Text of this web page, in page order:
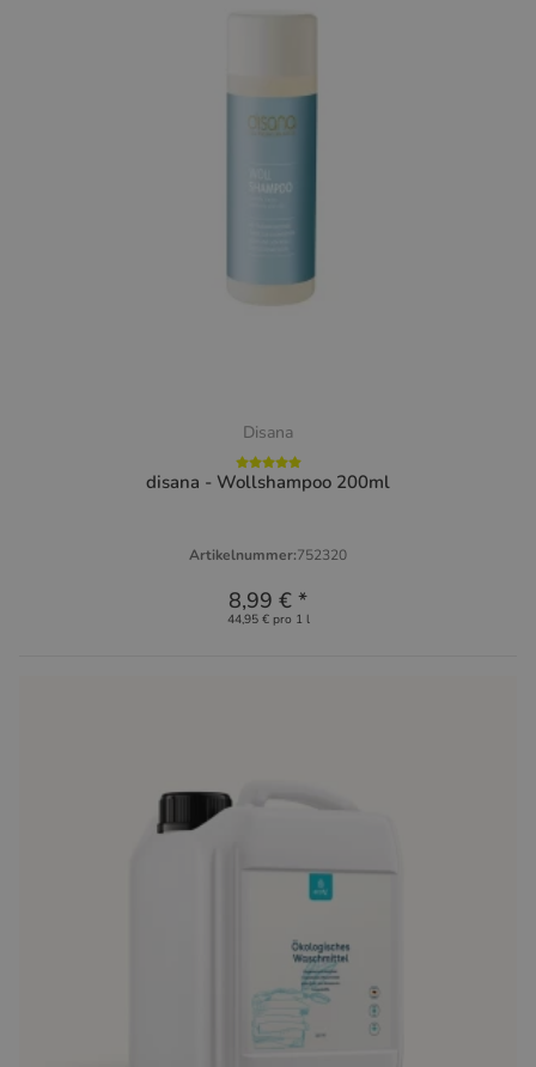
Disana
disana - Wollshampoo 200ml
Artikelnummer:752320
8,99 € *
44,95 € pro 1 l